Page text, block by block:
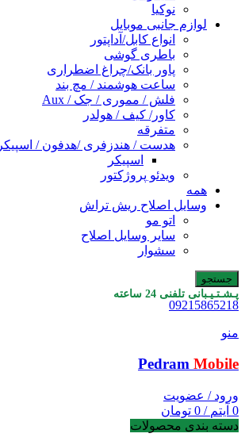
نوکیا
لوازم جانبی موبایل
انواع کابل/آداپتور
باطری گوشی
پاور بانک/چراغ اضطراری
ساعت هوشمند / مچ بند
فلش / مموری / جک / Aux
کاور/ کیف / هولدر
متفرقه
هدست / هندزفری /هدفون / اسپیکر
اسپیکر
ویدئو پروژکتور
همه
وسایل اصلاح ریش تراش
اتو مو
سایر وسایل اصلاح
سشوار
جستجو
پـشـتـیـبانی تلفنی 24 ساعته
09215865218
منو
Pedram Mobile
ورود / عضویت
0 آیتم /
0 تومان
دسته بندی محصولات